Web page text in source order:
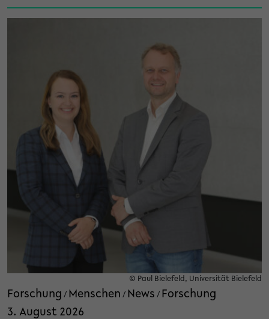
© Paul Bielefeld, Universität Bielefeld
Forschung / Menschen / News / Forschung
3. August 2026